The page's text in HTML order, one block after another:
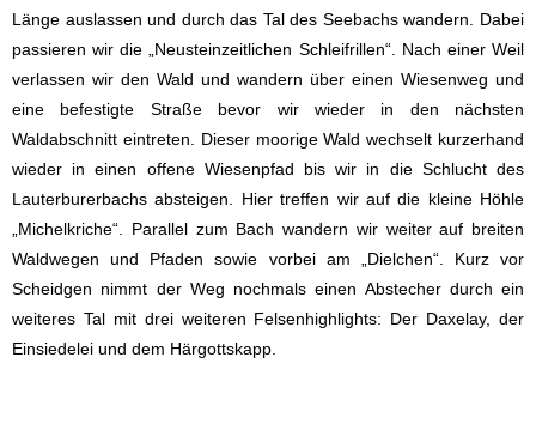
Länge auslassen und durch das Tal des Seebachs wandern. Dabei
passieren wir die „Neusteinzeitlichen Schleifrillen“. Nach einer Weil
verlassen wir den Wald und wandern über einen Wiesenweg und
eine befestigte Straße bevor wir wieder in den nächsten
Waldabschnitt eintreten. Dieser moorige Wald wechselt kurzerhand
wieder in einen offene Wiesenpfad bis wir in die Schlucht des
Lauterburerbachs absteigen. Hier treffen wir auf die kleine Höhle
„Michelkriche“. Parallel zum Bach wandern wir weiter auf breiten
Waldwegen und Pfaden sowie vorbei am „Dielchen“. Kurz vor
Scheidgen nimmt der Weg nochmals einen Abstecher durch ein
weiteres Tal mit drei weiteren Felsenhighlights: Der Daxelay, der
Einsiedelei und dem Härgottskapp.